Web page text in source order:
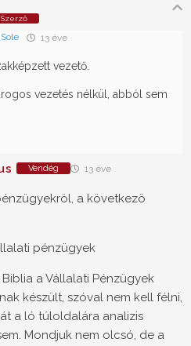
Szerző
13 éve
vezető.
vezetés nélkül, abból sem
Vendég 13 éve
a következö
pénzügyek
a Vállalati Pénzügyek
készült, szóval nem kell félni,
a ló túloldalára analizis
Mondjuk nem olcsó, de a